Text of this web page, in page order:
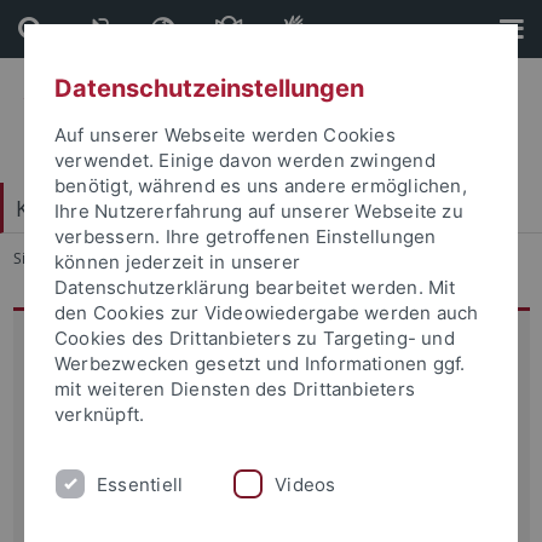
Direkt
zum
Inhalt
Direkt
zur
Fußleiste
Katholisch-Theologische Fakultät
Sie sind hier: Startseite ... Forschung
Forschung an der Katholisch-
Theologischen Fakultät
Die Katholisch-Theologische Fakultät ist der Idee der
Die Lehrstühle und Institute verfolgen fachspezifische
Datenschutzeinstellungen
Auf unserer Webseite werden Cookies
verwendet. Einige davon werden zwingend
benötigt, während es uns andere ermöglichen,
Ihre Nutzererfahrung auf unserer Webseite zu
verbessern. Ihre getroffenen Einstellungen
können jederzeit in unserer
Datenschutzerklärung bearbeitet werden. Mit
den Cookies zur Videowiedergabe werden auch
Cookies des Drittanbieters zu Targeting- und
Werbezwecken gesetzt und Informationen ggf.
mit weiteren Diensten des Drittanbieters
verknüpft.
Essentiell Videos